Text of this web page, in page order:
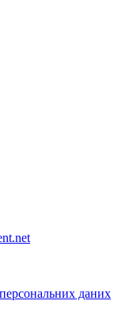
персональних даних